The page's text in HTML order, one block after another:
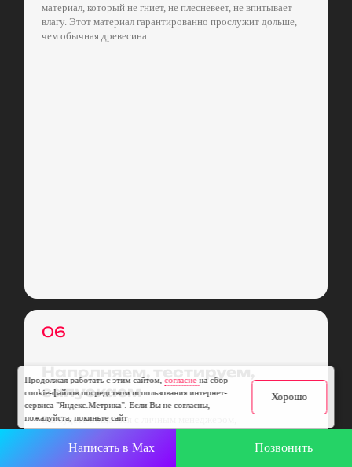
материал, который не гниет, не плесневеет, не впитывает
влагу. Этот материал гарантированно прослужит дольше,
чем обычная древесина
06
Наполняем, тестируем,
запускаем
Вы будете общаться с личным менеджером,
директором по строительству
Продолжая работать с этим сайтом,согласиена сбор
cookie-файлов посредством использования интернет-
сервиса "Яндекс.Метрика". Если Вы не согласны,
пожалуйста, покиньте сайт
Хорошо
Написать в Max Позвонить